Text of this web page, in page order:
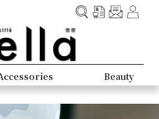
Beauty